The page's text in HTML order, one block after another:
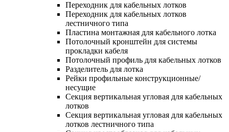
Переходник для кабельных лотков
Переходник для кабельных лотков
лестничного типа
Пластина монтажная для кабельного лотка
Потолочный кронштейн для системы
прокладки кабеля
Потолочный профиль для кабельных лотков
Разделитель для лотка
Рейки профильные конструкционные/
несущие
Секция вертикальная угловая для кабельных
лотков
Секция вертикальная угловая для кабельных
лотков лестничного типа